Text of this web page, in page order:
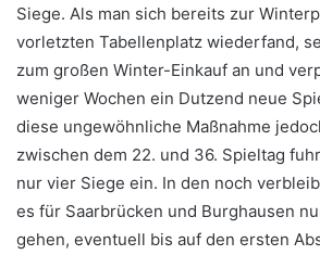
Siege. Als man sich bereits zur
vorletzten Tabellenplatz wiederfand,
zum großen Winter-Einkauf an und
weniger Wochen ein Dutzend neue
diese ungewöhnliche Maßnahme
zwischen dem 22. und 36. Spieltag
nur vier Siege ein. In den noch
es für Saarbrücken und Burghausen
gehen, eventuell bis auf den ersten